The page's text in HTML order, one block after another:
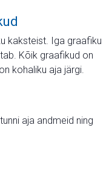
kaksteist. Iga graafiku
Kõik graafikud on
kohaliku aja järgi.
aja andmeid ning